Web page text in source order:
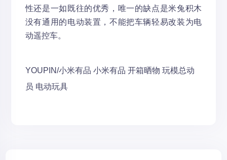
性还是一如既往的优秀，唯一的缺点是米兔积木
没有通用的电动装置，不能把车辆轻易改装为电
动遥控车。
YOUPIN/小米有品 小米有品 开箱晒物 玩模总动
员 电动玩具